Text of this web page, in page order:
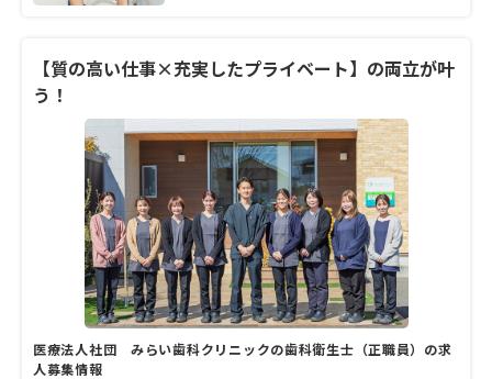
き方ができて、助かっています」と木村さ
ん。「スタッフみんな明るくて仲が良く、い
の雰囲気や仕事のやりがいなどについて、お
話を聞きました。
【質の高い仕事×充実したプライベート】の両立が叶
う！
医療法人社団 みらい歯科クリニックの歯科衛生士（正職員）の求
人募集情報